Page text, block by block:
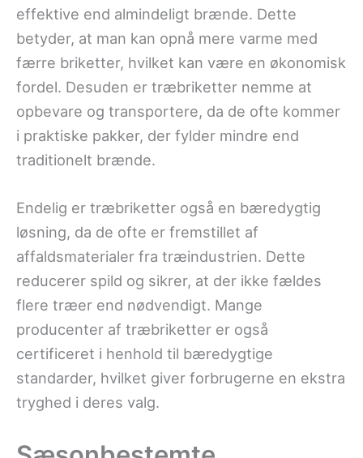
effektive end almindeligt brænde. Dette
betyder, at man kan opnå mere varme med
færre briketter, hvilket kan være en økonomisk
fordel. Desuden er træbriketter nemme at
opbevare og transportere, da de ofte kommer
i praktiske pakker, der fylder mindre end
traditionelt brænde.
Endelig er træbriketter også en bæredygtig
løsning, da de ofte er fremstillet af
affaldsmaterialer fra træindustrien. Dette
reducerer spild og sikrer, at der ikke fældes
flere træer end nødvendigt. Mange
producenter af træbriketter er også
certificeret i henhold til bæredygtige
standarder, hvilket giver forbrugerne en ekstra
tryghed i deres valg.